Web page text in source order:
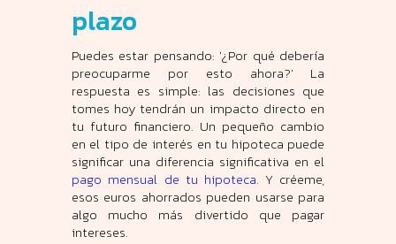
plazo
Puedes estar pensando: '¿Por qué debería
preocuparme por esto ahora?' La
respuesta es simple: las decisiones que
tomes hoy tendrán un impacto directo en
tu futuro financiero. Un pequeño cambio
en el tipo de interés en tu hipoteca puede
significar una diferencia significativa en el
pago mensual de tu hipoteca. Y créeme,
esos euros ahorrados pueden usarse para
algo mucho más divertido que pagar
intereses.